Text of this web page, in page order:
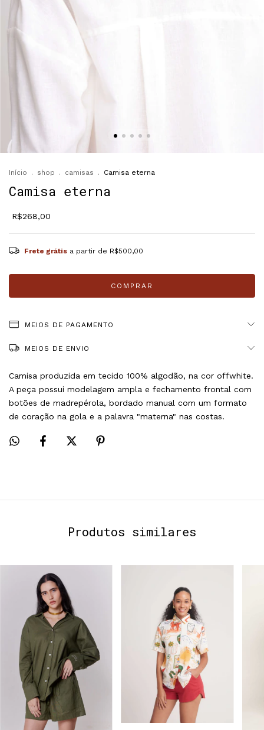
Início . shop . camisas . Camisa eterna
Camisa eterna
R$268,00
Frete grátis a partir de R$500,00
MEIOS DE PAGAMENTO
MEIOS DE ENVIO
Camisa produzida em tecido 100% algodão, na cor offwhite.
A peça possui modelagem ampla e fechamento frontal com
botões de madrepérola, bordado manual com um formato
de coração na gola e a palavra "materna" nas costas.
Produtos similares